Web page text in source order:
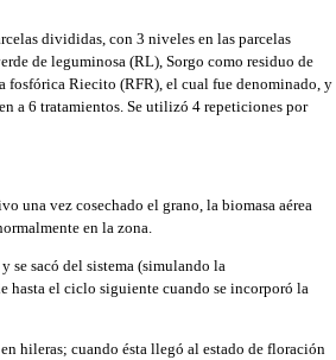
divididas, con 3 niveles en las parcelas
de leguminosa (RL), Sorgo como residuo de
fosfórica Riecito (RFR), el cual fue denominado, y
a 6 tratamientos. Se utilizó 4 repeticiones por
una vez cosechado el grano, la biomasa aérea
en la zona.
se sacó del sistema (simulando la
hasta el ciclo siguiente cuando se incorporó la
hileras; cuando ésta llegó al estado de floración